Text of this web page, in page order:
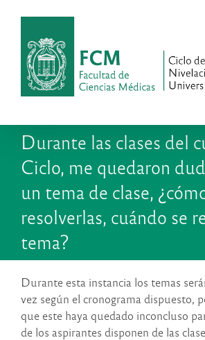
contenido
Durante las clases del
Ciclo, me quedaron
un tema de clase,
resolverlas, cuándo se
tema?
Durante esta instancia los temas
vez según el cronograma dispuesto,
que este haya quedado inconcluso
de los aspirantes disponen de las